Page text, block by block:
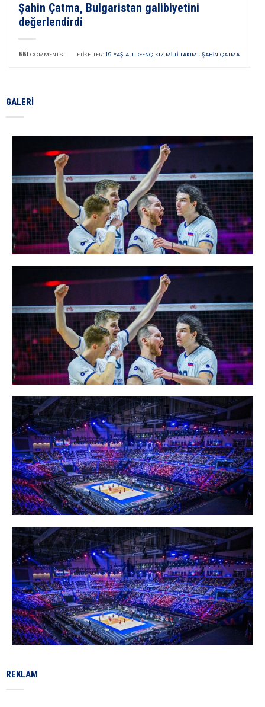
Şahin Çatma, Bulgaristan galibiyetini
değerlendirdi
551 COMMENTS | ETIKETLER: 19 YAŞ ALTI GENÇ KIZ MILLI TAKIMI, ŞAHIN ÇATMA
GALERI
REKLAM